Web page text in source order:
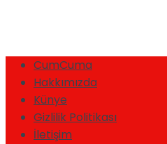
CumCuma
Hakkımızda
Künye
Gizlilik Politikası
İletişim